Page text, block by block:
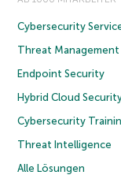
Cybersecurity
Threat Management
Endpoint Security
Hybrid Cloud
Cybersecurity
Threat Intelligence
Alle Lösungen